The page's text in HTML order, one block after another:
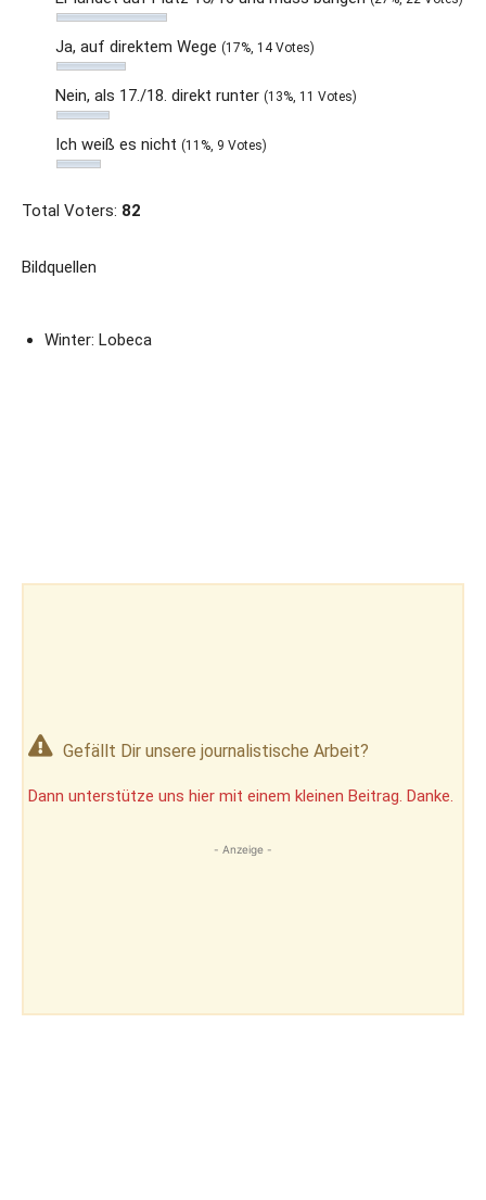
Ja, auf direktem Wege (17%, 14 Votes)
Nein, als 17./18. direkt runter (13%, 11 Votes)
Ich weiß es nicht (11%, 9 Votes)
Total Voters: 82
Bildquellen
Winter: Lobeca
Gefällt Dir unsere journalistische Arbeit?
Dann unterstütze uns hier mit einem kleinen Beitrag. Danke.
- Anzeige -